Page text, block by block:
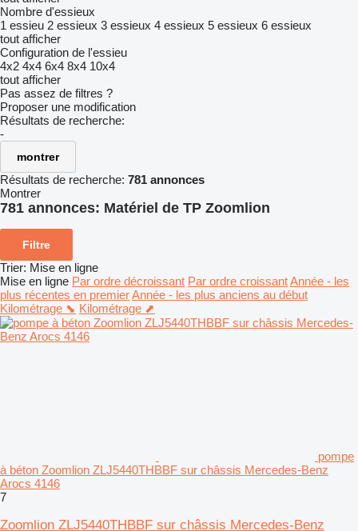
Nombre d'essieux
1 essieu 2 essieux 3 essieux 4 essieux 5 essieux 6 essieux
tout afficher
Configuration de l'essieu
4x2 4x4 6x4 8x4 10x4
tout afficher
Pas assez de filtres ?
Proposer une modification
Résultats de recherche:
-
montrer
Résultats de recherche: 781 annonces
Montrer
781 annonces: Matériel de TP Zoomlion
Filtre
Trier: Mise en ligne
Mise en ligne Par ordre décroissant Par ordre croissantAnnée - les
plus récentes en premierAnnée - les plus anciens au début
Kilométrage ⬊ Kilométrage ⬈
pompe
à béton Zoomlion ZLJ5440THBBF sur châssis Mercedes-Benz
Arocs 4146
7
Zoomlion ZLJ5440THBBF sur châssis Mercedes-Benz